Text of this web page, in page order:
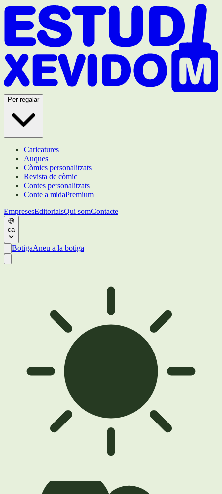
Per regalar
Caricatures
Auques
Còmics personalitzats
Revista de còmic
Contes personalitzats
Conte a midaPremium
EmpresesEditorialsQui somContacte
ca
BotigaAneu a la botiga